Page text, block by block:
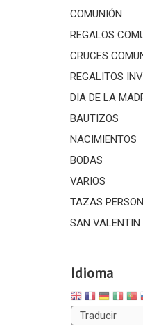
COMUNIÓN
REGALOS
CRUCES
REGALITOS
DIA DE LA
BAUTIZOS
NACIMIENTOS
BODAS
VARIOS
TAZAS
SAN VALENTIN
Idioma